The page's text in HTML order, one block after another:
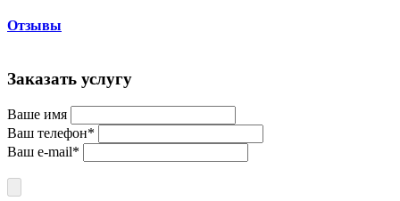
Отзывы
Заказать услугу
Ваше имя
Ваш телефон*
Ваш e-mail*